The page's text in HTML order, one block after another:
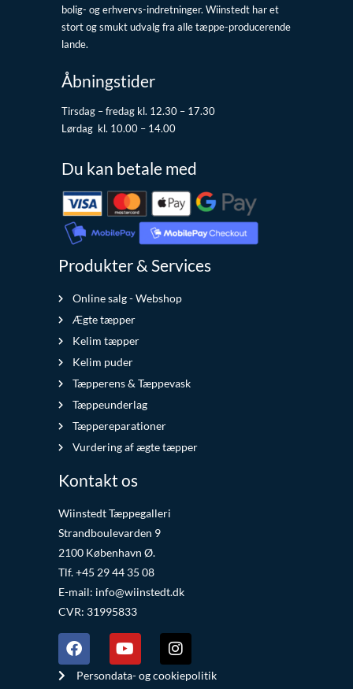
bolig- og erhvervs-indretninger. Wiinstedt har et
stort og smukt udvalg fra alle tæppe-producerende
lande.
Åbningstider
Tirsdag – fredag kl. 12.30 – 17.30
Lørdag kl. 10.00 – 14.00
Du kan betale med
Produkter & Services
Online salg - Webshop
Ægte tæpper
Kelim tæpper
Kelim puder
Tæpperens & Tæppevask
Tæppeunderlag
Tæppereparationer
Vurdering af ægte tæpper
Kontakt os
Wiinstedt Tæppegalleri
Strandboulevarden 9
2100 København Ø.
Tlf. +45 29 44 35 08
E-mail: info@wiinstedt.dk
CVR: 31995833
Persondata- og cookiepolitik